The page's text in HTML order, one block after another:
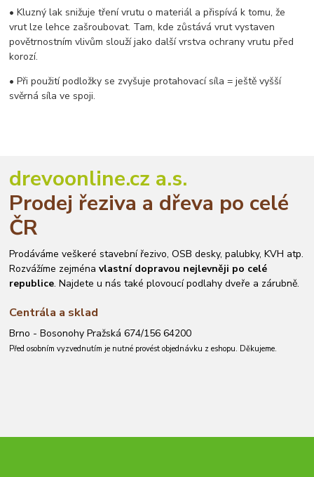
• Kluzný lak snižuje tření vrutu o materiál a přispívá k tomu, že
vrut lze lehce zašroubovat. Tam, kde zůstává vrut vystaven
povětrnostním vlivům slouží jako další vrstva ochrany vrutu před
korozí.
• Při použití podložky se zvyšuje protahovací síla = ještě vyšší
svěrná síla ve spoji.
drevoonline.cz a.s.
Prodej řeziva a dřeva po celé
ČR
Prodáváme veškeré stavební řezivo, OSB desky, palubky, KVH atp.
Rozvážíme zejménavlastní dopravou nejlevněji po celé
republice. Najdete u nás také plovoucí podlahy dveře a zárubně.
Centrála a sklad
Brno - Bosonohy Pražská 674/156 64200
Před osobním vyzvednutím je nutné provést objednávku z eshopu. Děkujeme.